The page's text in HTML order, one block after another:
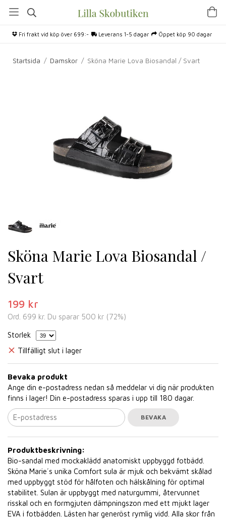
Fri frakt vid köp över 699:- Leverans 1-5 dagar Öppet köp 90 dagar
Startsida / Damskor / Sköna Marie Lova Biosandal / Svart
Sköna Marie Lova Biosandal /
Svart
199 kr
Ord. 699 kr. Du sparar 500 kr (72%)
Storlek
Tillfälligt slut i lager
Bevaka produkt
Ange din e-postadress nedan så meddelar vi dig när produkten
finns i lager! Din e-postadress sparas i upp till 180 dagar.
BEVAKA
Produktbeskrivning:
Bio-sandal med mockaklädd anatomiskt uppbyggd fotbädd.
Sköna Marie´s unika Comfort sula är mjuk och bekvämt skålad
med uppbyggt stöd för hålfoten och hälskålning för optimal
stabilitet. Sulan är uppbyggt med naturgummi, återvunnet
risskal och en formgjuten dämpningszon med ett mjukt lager
EVA i fotbädden. Lästen har generöst rymlig vidd. Alla skor från